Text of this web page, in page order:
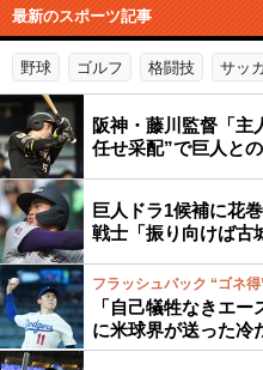
最新のスポーツ記事
野球 ゴルフ 格闘技 サッ
阪神・藤川監督「
任せ采配”で巨人と
巨人ドラ1候補に花
戦士「振り向けば古
フラッシュバック “ゴネ
「自己犠牲なきエ
に米球界が送った冷